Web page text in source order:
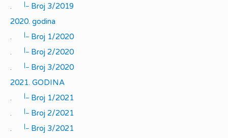
.
|_
Broj 3/2019
2020. godina
.
|_
Broj 1/2020
.
|_
Broj 2/2020
.
|_
Broj 3/2020
2021. GODINA
.
|_
Broj 1/2021
.
|_
Broj 2/2021
.
|_
Broj 3/2021